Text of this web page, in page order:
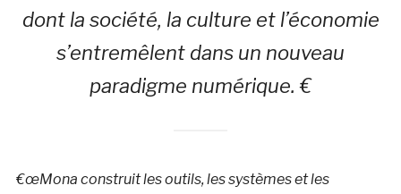
dont la société, la culture et l’économie
s’entremêlent dans un nouveau
paradigme numérique. €
€œMona construit les outils, les systèmes et les